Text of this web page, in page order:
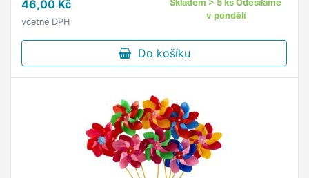
46,00 Kč
včetně DPH
Skladem > 5 ks Odesíláme
v pondělí
Do košíku